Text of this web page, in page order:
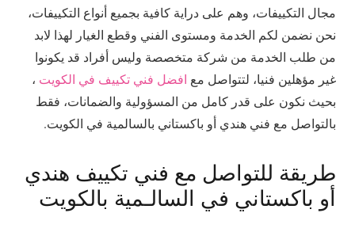
مجال التكييفات، وهم على دراية كافية بجميع أنواع التكييفات،
نحن نضمن لكم الخدمة ومستوى الفني وقطع الغيار لهذا لابد
من طلب الخدمة من شركة متخصصة وليس أفراد قد يكونوا
غير مؤهلين فنيا، لتتواصل مع افضل فني تكييف في الكويت ،
بحيث نكون على قدر كامل من المسؤولية والضمانات، فقط
بالتواصل مع فني هندي أو باكستاني بالسالمية في الكويت.
طريقة للتواصل مع فني تكييف هندي
أو باكستاني في السالـمية بالكويت